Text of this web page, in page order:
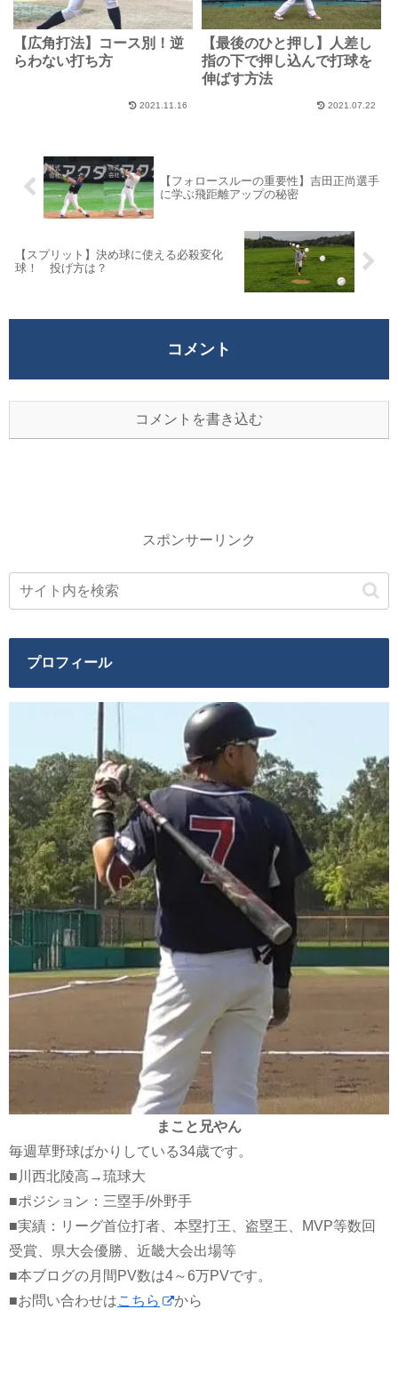
【広角打法】コース別！逆
らわない打ち方
2021.11.16
【最後のひと押し】人差し
指の下で押し込んで打球を
伸ばす方法
2021.07.22
【フォロースルーの重要性】吉田正尚選手
に学ぶ飛距離アップの秘密
【スプリット】決め球に使える必殺変化
球！ 投げ方は？
コメント
コメントを書き込む
スポンサーリンク
プロフィール
まこと兄やん
毎週草野球ばかりしている34歳です。
■川西北陵高→琉球大
■ポジション：三塁手/外野手
■実績：リーグ首位打者、本塁打王、盗塁王、MVP等数回
受賞、県大会優勝、近畿大会出場等
■本ブログの月間PV数は4～6万PVです。
■お問い合わせはこちら から